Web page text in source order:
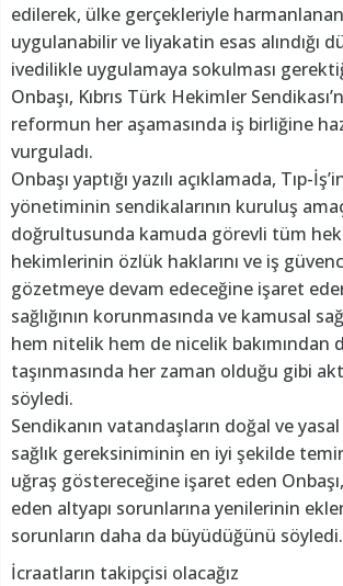
edilerek, ülke gerçekleriyle
uygulanabilir ve liyakatin esas alındığı
ivedilikle uygulamaya sokulması
Onbaşı, Kıbrıs Türk Hekimler
reformun her aşamasında iş birliğine
vurguladı.
Onbaşı yaptığı yazılı açıklamada, Tıp-
yönetiminin sendikalarının kuruluş
doğrultusunda kamuda görevli tüm
hekimlerinin özlük haklarını ve iş
gözetmeye devam edeceğine işaret
sağlığının korunmasında ve kamusal
hem nitelik hem de nicelik bakımından
taşınmasında her zaman olduğu gibi
söyledi.
Sendikanın vatandaşların doğal ve
sağlık gereksiniminin en iyi şekilde
uğraş göstereceğine işaret eden
eden altyapı sorunlarına yenilerinin
sorunların daha da büyüdüğünü söyledi.
İcraatların takipçisi olacağız